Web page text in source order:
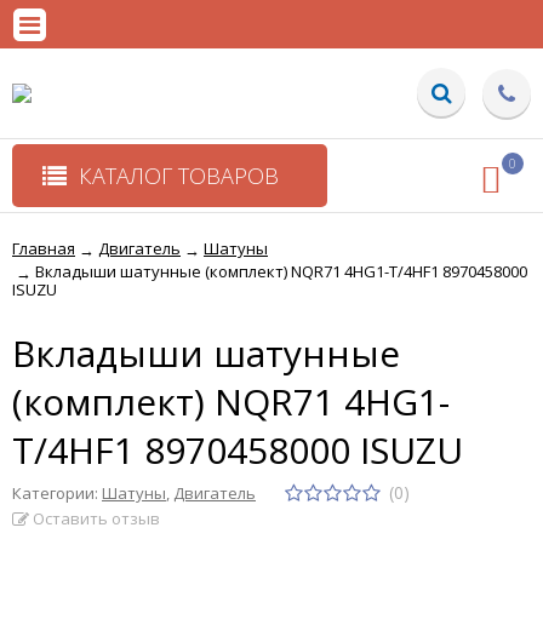
КАТАЛОГ ТОВАРОВ 0
Главная → Двигатель → Шатуны
→ Вкладыши шатунные (комплект) NQR71 4HG1-T/4HF1 8970458000
ISUZU
Вкладыши шатунные
(комплект) NQR71 4HG1-
T/4HF1 8970458000 ISUZU
Категории: Шатуны, Двигатель (0)
Оставить отзыв